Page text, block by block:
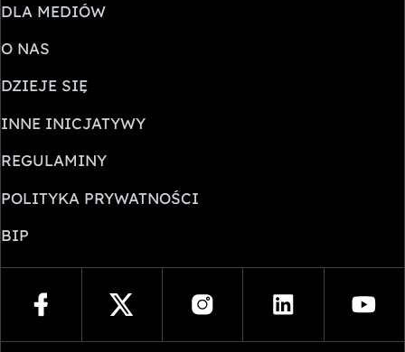
DLA MEDIÓW
O NAS
DZIEJE SIĘ
INNE INICJATYWY
REGULAMINY
POLITYKA PRYWATNOŚCI
BIP